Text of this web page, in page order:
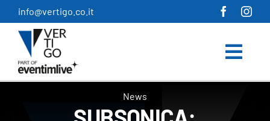
Salta
al
contenuto
info@vertigo.co.it
News